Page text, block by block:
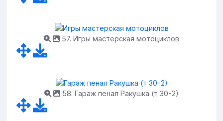
57. Игры мастерская мотоциклов
58. Гараж пенал Ракушка (т 30-2)